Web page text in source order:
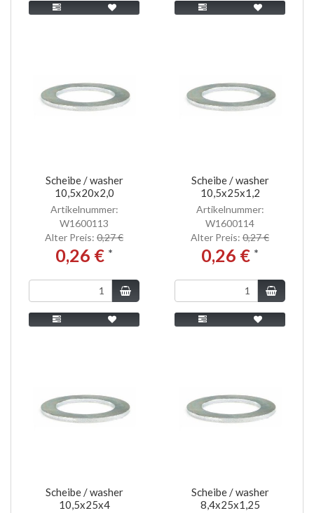
Scheibe / washer
10,5x20x2,0
Artikelnummer:
W1600113
Alter Preis: 0,27 €
0,26 € *
Scheibe / washer
10,5x25x1,2
Artikelnummer:
W1600114
Alter Preis: 0,27 €
0,26 € *
Scheibe / washer
10,5x25x4
Scheibe / washer
8,4x25x1,25